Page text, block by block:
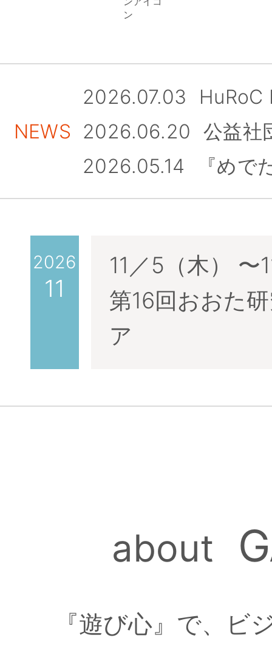
ようこそ！
NEWS
2026.07.03
HuRoC
2026.06.20 公益社
2026.05.14
『め
出展します。
労基会報 No.325（2026
2026
11
11／5（木） 〜
第16回おおた
ア
about
『遊び心』で、ビ